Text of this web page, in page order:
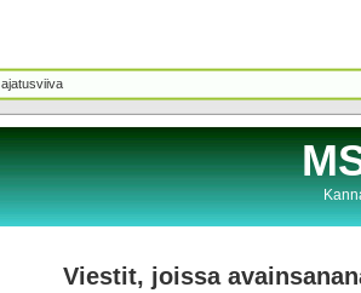
ajatusviiva
Viestit, joissa